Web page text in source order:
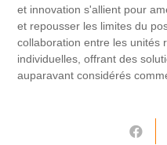
et innovation s'allient pour
et repousser les limites du
collaboration entre les unités
individuelles, offrant des
auparavant considérés